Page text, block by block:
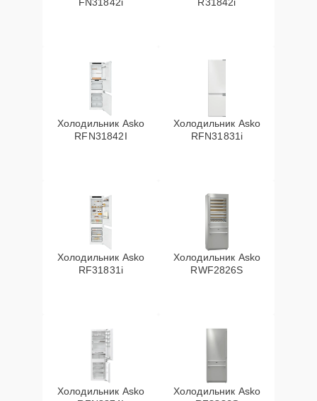
Холодильник Asko
RFN31842I
Холодильник Asko
RFN31831i
Холодильник Asko
RF31831i
Холодильник Asko
RWF2826S
Холодильник Asko
Холодильник Asko